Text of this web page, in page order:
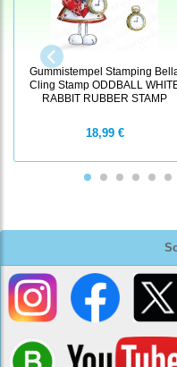
Gummistempel Stamping
Cling Stamp ODDBALL
RABBIT RUBBER STAMP
18,99 €